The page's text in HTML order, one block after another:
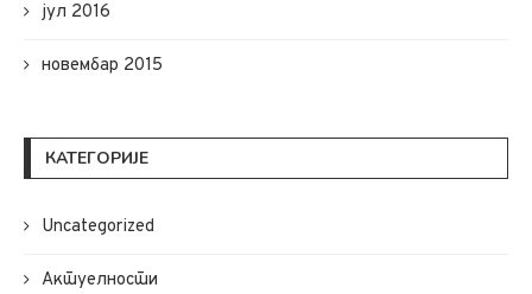
јул 2016
новембар 2015
КАТЕГОРИЈЕ
Uncategorized
Актуелности